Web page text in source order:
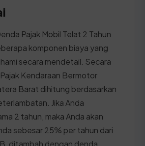
Pajak Mobil Telat 2 Tahun
komponen biaya yang
secara mendetail. Secara
Kendaraan Bermotor
Barat dihitung berdasarkan
Jika Anda
2 tahun, maka Anda akan
sebesar 25% per tahun dari
ditambah dengan denda